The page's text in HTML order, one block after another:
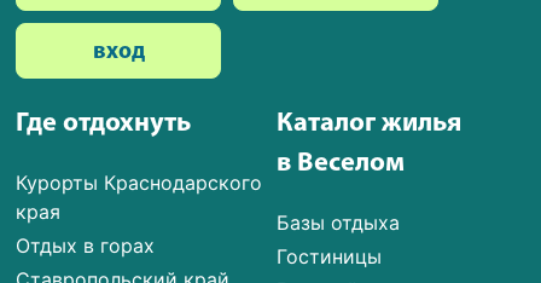
Где отдохнуть
Курорты Краснодарского
края
Отдых в горах
Каталог жилья
в Веселом
Базы отдыха
Гостиницы
вход